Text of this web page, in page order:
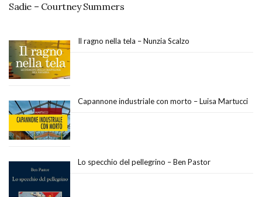
Sadie – Courtney Summers
Il ragno nella tela – Nunzia Scalzo
Capannone industriale con morto – Luisa Martucci
Lo specchio del pellegrino – Ben Pastor